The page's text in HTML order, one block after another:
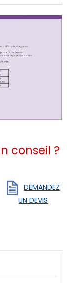
conseil ?
DEMANDEZ
UN DEVIS